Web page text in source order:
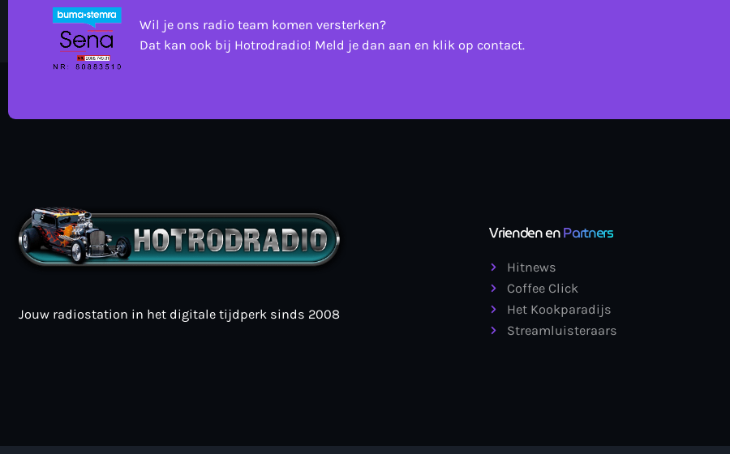
Wil je ons radio team komen versterken?
Dat kan ook bij Hotrodradio! Meld je dan aan en klik op contact.
Jouw radiostation in het digitale tijdperk sinds 2008
Vrienden enPartners
Hitnews
Coffee Click
Het Kookparadijs
Streamluisteraars